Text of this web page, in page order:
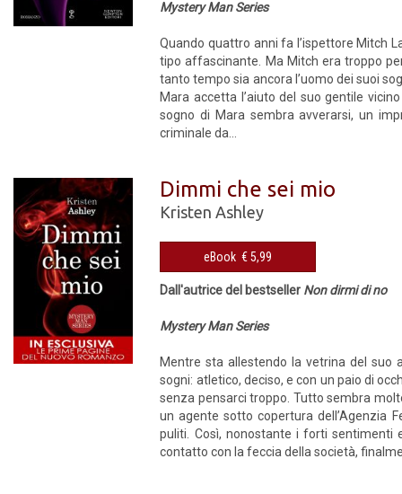
Mystery Man Series
Quando quattro anni fa l’ispettore Mitch
tipo affascinante. Ma Mitch era troppo
tanto tempo sia ancora l’uomo dei suoi
Mara accetta l’aiuto del suo gentile
sogno di Mara sembra avverarsi, un
criminale da...
Dimmi che sei mio
Kristen Ashley
eBook € 5,99
Dall'autrice del bestseller Non dirmi di no
Mystery Man Series
Mentre sta allestendo la vetrina del suo
sogni: atletico, deciso, e con un paio di
senza pensarci troppo. Tutto sembra
un agente sotto copertura dell’Agenzia
puliti. Così, nonostante i forti sentimenti
contatto con la feccia della società,